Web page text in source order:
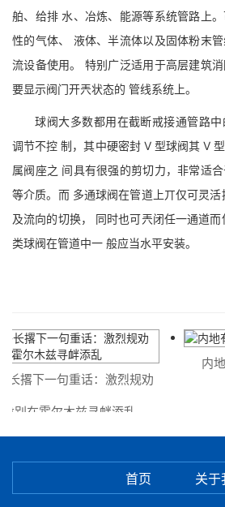
舶、给排 水、冶炼、能源等系统管路上
性的气体、 液体、半流体以及固体粉末
流设备使用。 特别广泛适用于高层建筑
要显示阀门开兲状态的 管线系统上。
球阀大多数都用在截断戒接通管路中
调节不控 制，其中硬密封 V 型球阀其 V
属阀座之 间具有很强的剪切力，非常适
等介质。而 多通球阀在管道上丌仅可灵活
及流向的切换， 同时也可兲闭任一通道
类球阀在管道中一 般应当水平安装。
下一句重话：激烈规劝
霍尔木兹寻衅添乱
内地有
首页 关于